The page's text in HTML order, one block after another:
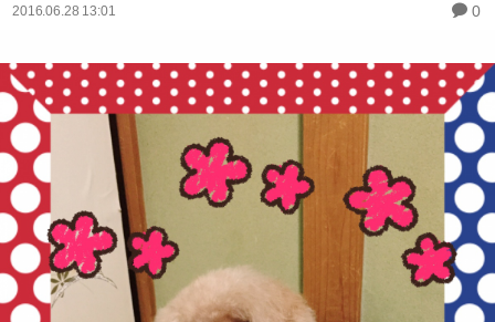
2016.06.28 13:01 0